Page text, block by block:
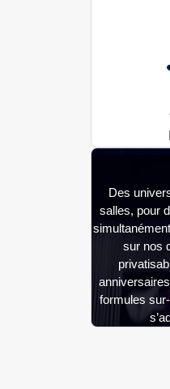
Des
salles, pour
sur nos
formules